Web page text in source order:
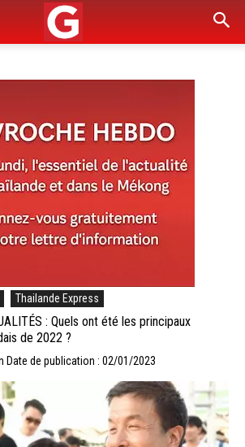
Thailande Express
: Quels ont été les principaux
de 2022 ?
Date de publication : 02/01/2023